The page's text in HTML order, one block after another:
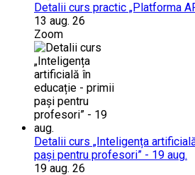
Detalii curs practic „Platforma
13 aug. 26
Zoom
Detalii curs „Inteligența
pași pentru profesori” - 19 aug.
19 aug. 26